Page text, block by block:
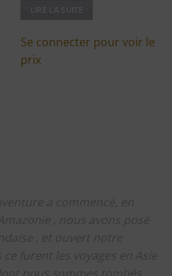
Se connecter pour voir le
prix